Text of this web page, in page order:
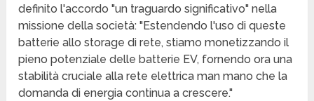
definito l'accordo "un traguardo significativo" nella
missione della società: "Estendendo l'uso di queste
batterie allo storage di rete, stiamo monetizzando il
pieno potenziale delle batterie EV, fornendo ora una
stabilità cruciale alla rete elettrica man mano che la
domanda di energia continua a crescere."